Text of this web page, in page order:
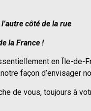
côté de la rue
la France !
en Île-de-
façon d’envisager
de vous, toujours à